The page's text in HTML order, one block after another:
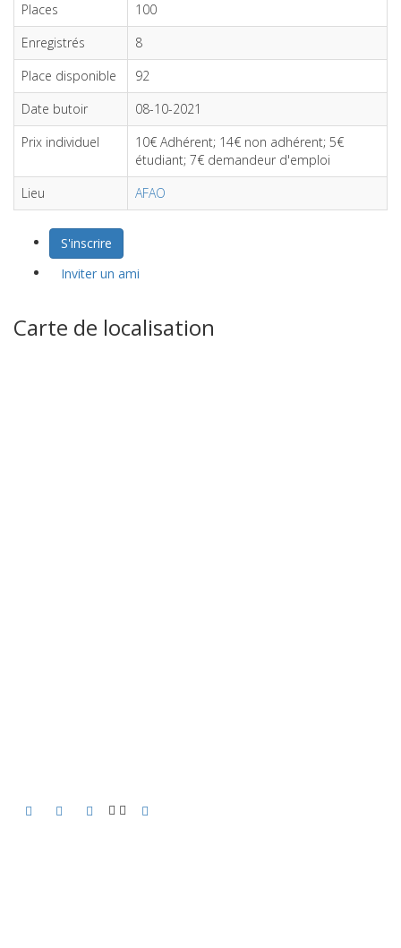
Places
100
Enregistrés
8
Place disponible
92
Date butoir
08-10-2021
Prix individuel
10€ Adhérent; 14€ non adhérent; 5€
étudiant; 7€ demandeur d'emploi
Lieu
AFAO
S'inscrire
Inviter un ami
Carte de localisation